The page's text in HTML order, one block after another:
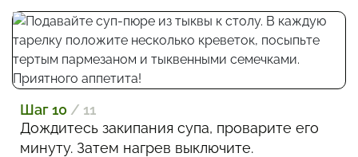
Шаг 10 / 11
Дождитесь закипания супа, проварите его
минуту. Затем нагрев выключите.